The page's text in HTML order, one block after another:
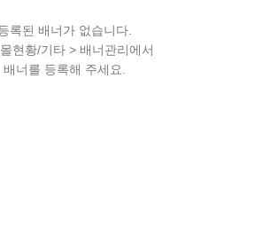
록된 배너가 없습니다.
현황/기타 > 배너관리에서
배너를 등록해 주세요.